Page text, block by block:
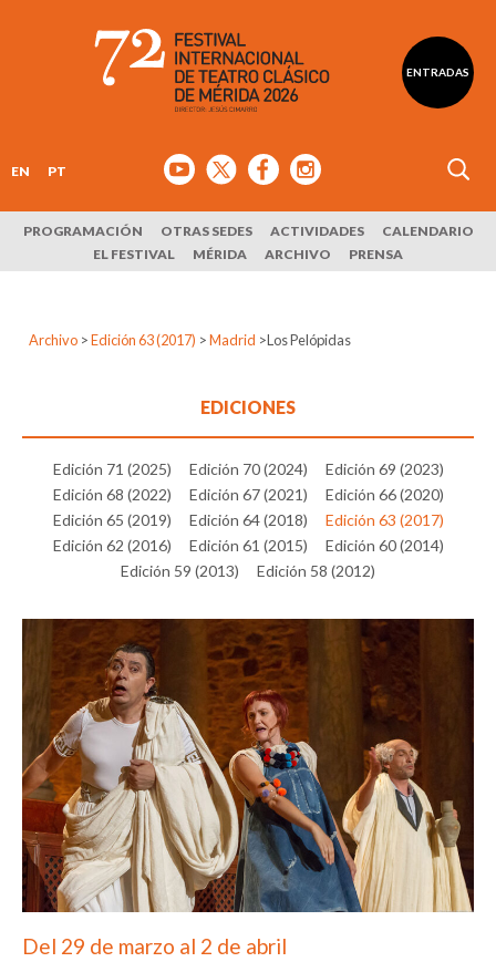
ENTRADAS
EN PT
PROGRAMACIÓN OTRAS SEDES ACTIVIDADES
CALENDARIO
EL FESTIVAL
MÉRIDA ARCHIVO PRENSA
Archivo > Edición 63 (2017) > Madrid >Los Pelópidas
EDICIONES
Edición 71 (2025) Edición 70 (2024)
Edición 69 (2023)
Edición 68 (2022)
Edición 67 (2021)
Edición 66 (2020)
Edición 65 (2019)
Edición 64 (2018)
Edición 63 (2017)
Edición 62 (2016)
Edición 61 (2015)
Edición 60 (2014)
Edición 59 (2013)
Edición 58 (2012)
Del 29 de marzo al 2 de abril